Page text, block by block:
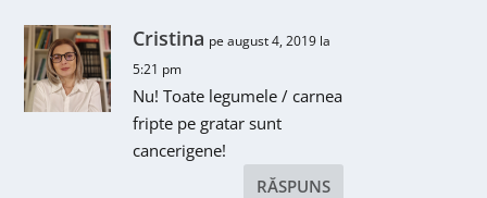
Cristina pe august 4, 2019 la
5:21 pm
Nu! Toate legumele / carnea
fripte pe gratar sunt
cancerigene!
RĂSPUNS